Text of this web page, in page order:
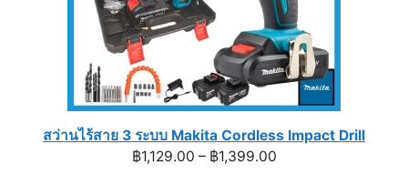
สว่านไร้สาย 3 ระบบ Makita Cordless Impact Drill
฿1,129.00 – ฿1,399.00Price